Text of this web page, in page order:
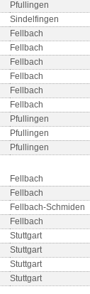
Pfullingen
Sindelfingen
Fellbach
Fellbach
Fellbach
Fellbach
Fellbach
Fellbach
Pfullingen
Pfullingen
Pfullingen
Fellbach
Fellbach
Fellbach-Schmiden
Fellbach
Stuttgart
Stuttgart
Stuttgart
Stuttgart